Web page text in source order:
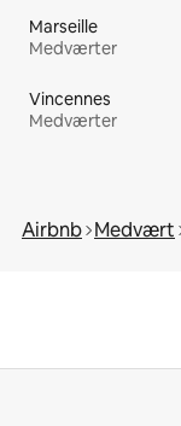
Marseille
Medværter
Vincennes
Medværter
Airbnb Medvært